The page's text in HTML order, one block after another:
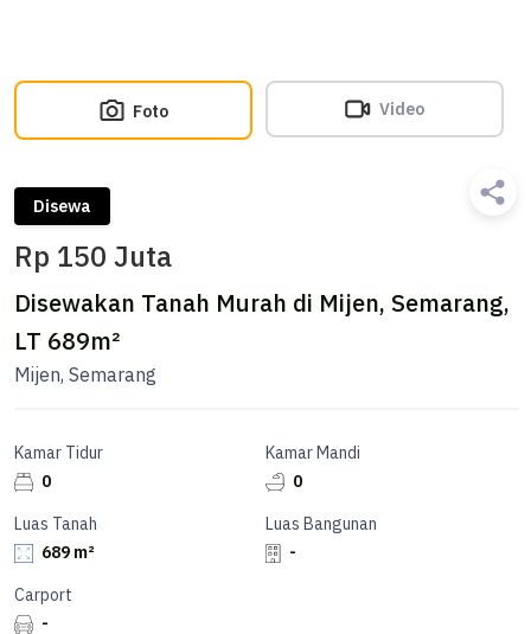
Foto Video
Disewa
Rp 150 Juta
Disewakan Tanah Murah di Mijen, Semarang,
LT 689m²
Mijen, Semarang
Kamar Tidur
0
Kamar Mandi
0
Luas Tanah
689 m²
Luas Bangunan
-
Carport
-